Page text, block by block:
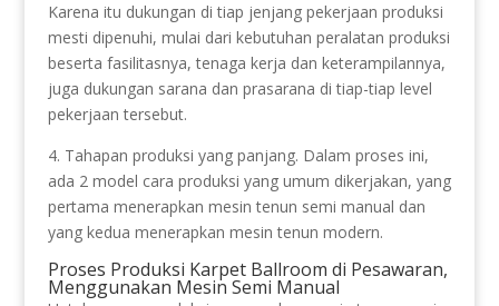
Karena itu dukungan di tiap jenjang pekerjaan produksi
mesti dipenuhi, mulai dari kebutuhan peralatan produksi
beserta fasilitasnya, tenaga kerja dan keterampilannya,
juga dukungan sarana dan prasarana di tiap-tiap level
pekerjaan tersebut.
4. Tahapan produksi yang panjang. Dalam proses ini,
ada 2 model cara produksi yang umum dikerjakan, yang
pertama menerapkan mesin tenun semi manual dan
yang kedua menerapkan mesin tenun modern.
Proses Produksi Karpet Ballroom di Pesawaran,
Menggunakan Mesin Semi Manual